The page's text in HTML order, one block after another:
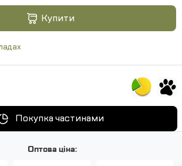
Купити
Покупка частинами
Оптова ціна: